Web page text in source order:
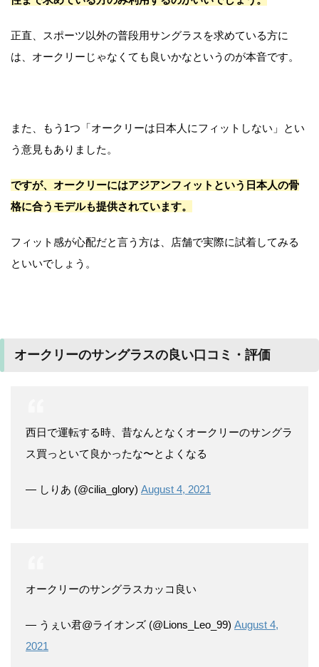
正直、スポーツ以外の普段用サングラスを求めている方に
は、オークリーじゃなくても良いかなというのが本音です。
また、もう1つ「オークリーは日本人にフィットしない」とい
う意見もありました。
ですが、オークリーにはアジアンフィットという日本人の骨
格に合うモデルも提供されています。
フィット感が心配だと言う方は、店舗で実際に試着してみる
といいでしょう。
オークリーのサングラスの良い口コミ・評価
西日で運転する時、昔なんとなくオークリーのサングラ
ス買っといて良かったな〜とよくなる
— しりあ (@cilia_glory) August 4, 2021
オークリーのサングラスカッコ良い
— うぇい君@ライオンズ (@Lions_Leo_99) August 4,
2021